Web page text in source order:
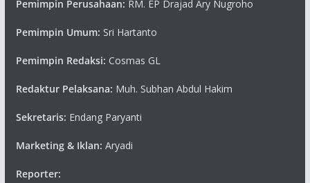
Pemimpin Perusahaan: RM. EP Drajad Ary Nugroho
Pemimpin Umum: Sri Hartanto
Pemimpin Redaksi: Cosmas GL
Redaktur Pelaksana: Muh. Subhan Abdul Hakim
Sekretaris: Endang Paryanti
Marketing & Iklan: Aryadi
Reporter: